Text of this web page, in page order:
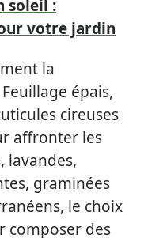
soleil :
votre jardin
la
épais,
cireuses
affronter les
lavandes,
graminées
le choix
composer des